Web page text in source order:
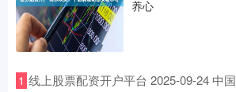
养心
1 线上股票配资开户平台 2025-09-24 中